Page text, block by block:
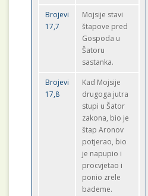
Brojevi
17,7
Mojsije stavi
štapove pred
Gospoda u
Šatoru
sastanka.
Brojevi
17,8
Kad Mojsije
drugoga jutra
stupi u Šator
zakona, bio je
štap Aronov
potjerao, bio
je napupio i
procvjetao i
ponio zrele
bademe.